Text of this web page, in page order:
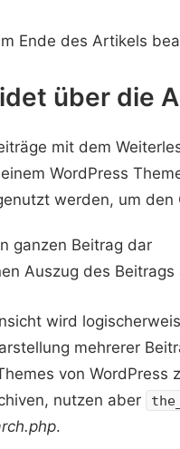
Ende des Artikels
über die
mit dem
WordPress
werden, um
ganzen Beitrag dar
Auszug des Beitrags
wird
mehrerer
von WordPress
nutzen aber
.